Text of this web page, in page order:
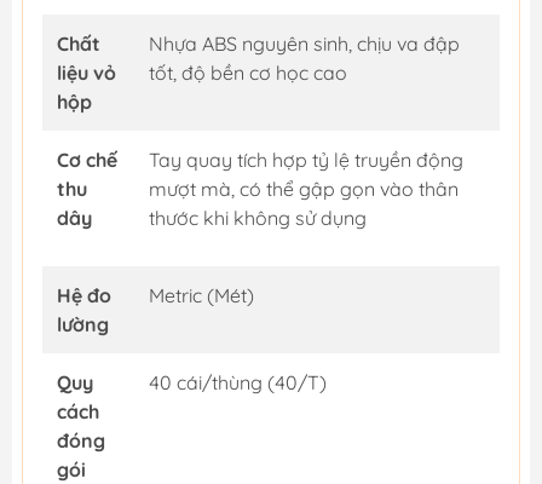
Chất
liệu vỏ
hộp
Nhựa ABS nguyên sinh, chịu va đập
tốt, độ bền cơ học cao
Cơ chế
thu
dây
Tay quay tích hợp tỷ lệ truyền động
mượt mà, có thể gập gọn vào thân
thước khi không sử dụng
Hệ đo
lường
Metric (Mét)
Quy
cách
đóng
gói
40 cái/thùng (40/T)